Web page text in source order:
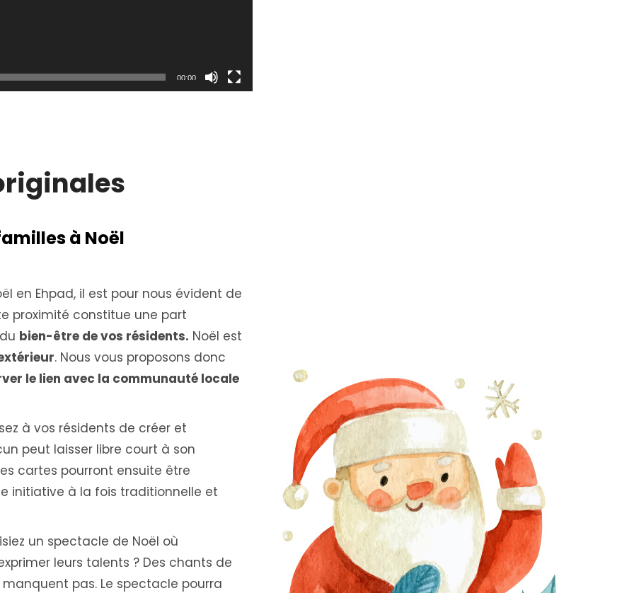
00:00
à Noël
en Ehpad, il est pour nous évident de
proximité constitue une part
bien-être de vos résidents. Noël est
. Nous vous proposons donc
le lien avec la communauté locale
à vos résidents de créer et
peut laisser libre court à son
cartes pourront ensuite être
initiative à la fois traditionnelle et
un spectacle de Noël où
leurs talents ? Des chants de
pas. Le spectacle pourra